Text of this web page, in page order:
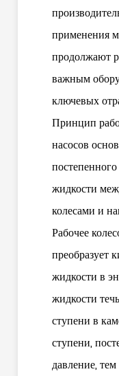
применения
продолжают
важным
ключевых
Принцип
насосов
жидкости
колесами и
Рабочее
преобразует
жидкости в
жидкости
ступени в
ступени,
давление,